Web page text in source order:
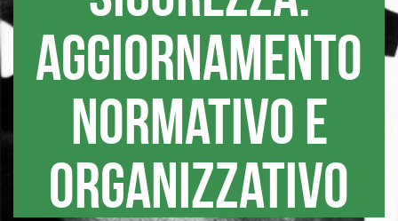
aggiornamento
normativo e
organizzativo